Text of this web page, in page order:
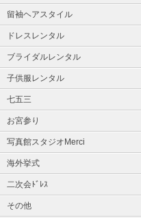
留袖ヘアスタイル
ドレスレンタル
ブライダルレンタル
子供服レンタル
七五三
お宮参り
写真館スタジオMerci
海外挙式
二次会ﾄﾞﾚｽ
その他